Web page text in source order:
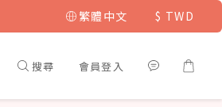
繁體中文 $ TWD
搜尋 會員登入